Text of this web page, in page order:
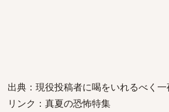
出典：現役投稿者に喝をいれるべく
リンク：真夏の恐怖特集